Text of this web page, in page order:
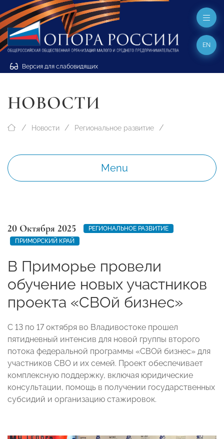
Версия для слабовидящих
EN
НОВОСТИ
Новости Региональное развитие
Menu
20 Октября 2025
РЕГИОНАЛЬНОЕ РАЗВИТИЕ
ПРИМОРСКИЙ КРАЙ
В Приморье провели
обучение новых участников
проекта «СВОй бизнес»
С 13 по 17 октября во Владивостоке прошел
пятидневный интенсив для новой группы второго
потока федеральной программы «СВОй бизнес» для
участников СВО и их семей. Проект обеспечивает
комплексную поддержку, включая юридические
консультации, помощь в получении государственных
субсидий и организацию стажировок.